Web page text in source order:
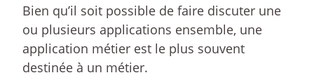
Bien qu’il soit possible de faire discuter une
ou plusieurs applications ensemble, une
application métier est le plus souvent
destinée à un métier.